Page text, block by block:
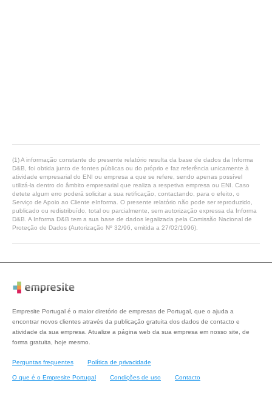
(1) A informação constante do presente relatório resulta da base de dados da Informa
D&B, foi obtida junto de fontes públicas ou do próprio e faz referência unicamente à
atividade empresarial do ENI ou empresa a que se refere, sendo apenas possível
utilizá-la dentro do âmbito empresarial que realiza a respetiva empresa ou ENI. Caso
detete algum erro poderá solicitar a sua retificação, contactando, para o efeito, o
Serviço de Apoio ao Cliente eInforma. O presente relatório não pode ser reproduzido,
publicado ou redistribuído, total ou parcialmente, sem autorização expressa da Informa
D&B. A Informa D&B tem a sua base de dados legalizada pela Comissão Nacional de
Proteção de Dados (Autorização Nº 32/96, emitida a 27/02/1996).
Empresite Portugal é o maior diretório de empresas de Portugal, que o ajuda a
encontrar novos clientes através da publicação gratuita dos dados de contacto e
atividade da sua empresa. Atualize a página web da sua empresa em nosso site, de
forma gratuita, hoje mesmo.
Perguntas frequentes Política de privacidade
O que é o Empresite Portugal Condições de uso Contacto